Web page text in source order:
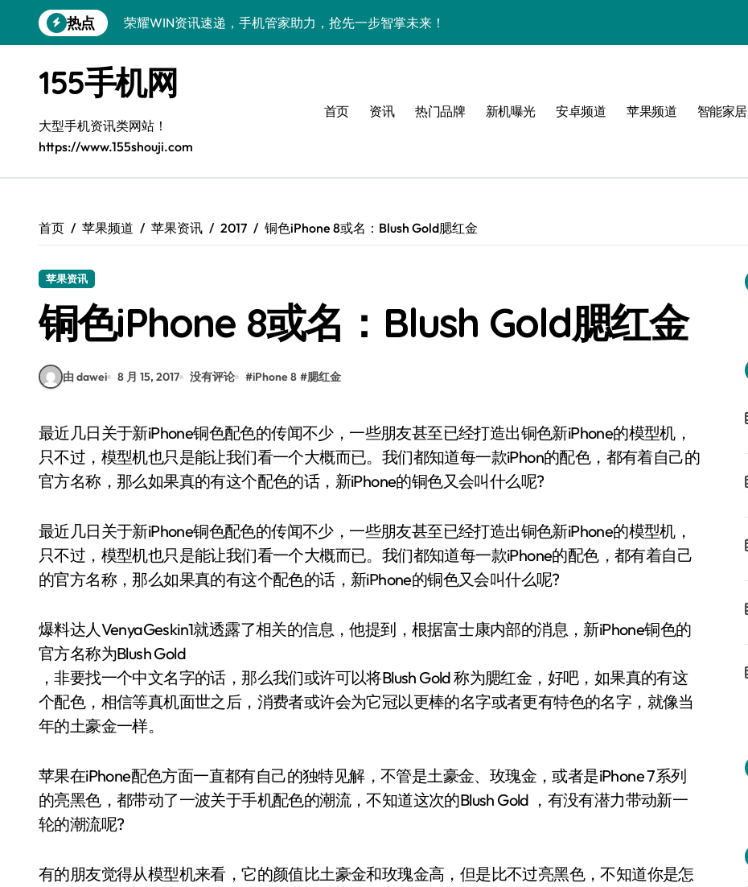
到
热点
荣耀WIN资讯速递，手机管家助力，抢先一步智掌未来！
荣耀500 Pro MOLLY版来袭！最新资讯+玩机技巧一网打尽
OPPO Find X9 Pro深度揭秘：亮点全解析+超实用技巧攻略
vivo S50 Pro mini来袭：小屏旗舰，亮点纷呈速来围观！
荣耀ROBOT PHONE：智领生活，资讯一手轻松掌控！
iPhone 17e重磅来袭：性能配置大升级，亮点全解析！
荣耀Magic8 Pro Air来袭，掌中智能开启资讯抢先新体验！
155手机网
大型手机资讯类网站！
https://www.155shouji.com
首页 资讯 热门品牌 新机曝光 安卓频道 苹果频道 智能家居
首页 苹果频道 苹果资讯 2017 铜色iPhone 8或名：Blush Gold腮红金
苹果资讯
铜色iPhone 8或名：Blush Gold腮红金
由 dawei 8 月 15, 2017 没有评论 #iPhone 8 #腮红金
最近几日关于新iPhone铜色配色的传闻不少，一些朋友甚至已经打造出铜色新iPhone的模型机，
只不过，模型机也只是能让我们看一个大概而已。我们都知道每一款iPhon的配色，都有着自己的
官方名称，那么如果真的有这个配色的话，新iPhone的铜色又会叫什么呢?
最近几日关于新iPhone铜色配色的传闻不少，一些朋友甚至已经打造出铜色新iPhone的模型机，
只不过，模型机也只是能让我们看一个大概而已。我们都知道每一款iPhone的配色，都有着自己
的官方名称，那么如果真的有这个配色的话，新iPhone的铜色又会叫什么呢?
爆料达人VenyaGeskin1就透露了相关的信息，他提到，根据富士康内部的消息，新iPhone铜色的
官方名称为Blush Gold
，非要找一个中文名字的话，那么我们或许可以将Blush Gold 称为腮红金，好吧，如果真的有这
个配色，相信等真机面世之后，消费者或许会为它冠以更棒的名字或者更有特色的名字，就像当
年的土豪金一样。
苹果在iPhone配色方面一直都有自己的独特见解，不管是土豪金、玫瑰金，或者是iPhone 7系列
的亮黑色，都带动了一波关于手机配色的潮流，不知道这次的Blush Gold ，有没有潜力带动新一
轮的潮流呢?
有的朋友觉得从模型机来看，它的颜值比土豪金和玫瑰金高，但是比不过亮黑色，不知道你是怎